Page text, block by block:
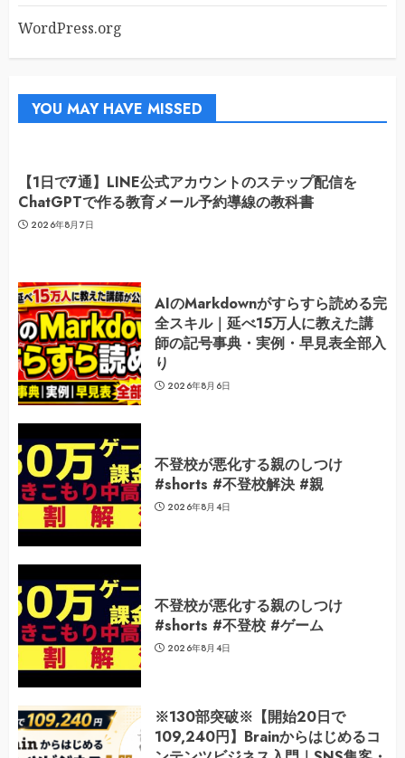
WordPress.org
YOU MAY HAVE MISSED
【1日で7通】LINE公式アカウントのステップ配信を
ChatGPTで作る教育メール予約導線の教科書
2026年8月7日
AIのMarkdownがすらすら読める完
全スキル｜延べ15万人に教えた講
師の記号事典・実例・早見表全部入
り
2026年8月6日
不登校が悪化する親のしつけ
#shorts #不登校解決 #親
2026年8月4日
不登校が悪化する親のしつけ
#shorts #不登校 #ゲーム
2026年8月4日
※130部突破※【開始20日で
109,240円】Brainからはじめるコ